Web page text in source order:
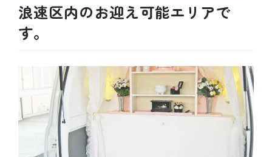
浪速区内のお迎え可能エリアで
す。